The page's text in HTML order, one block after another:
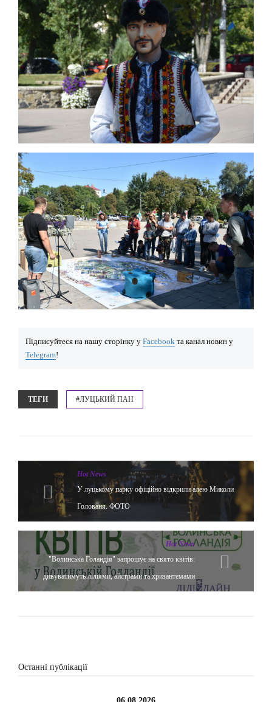
Підписуйтеся на нашу сторінку у Facebook та канал новин у
Telegram!
ТЕГИ #ЛУЦЬКИЙ ПАН
Hot News
У луцькому парку офіційно відкрили алею Миколи
Голованя. ФОТО
Hot News
"Волинська Голандія" запрошує на свято квітів:
дивуватимуть ліліями, айстрами та хризантемами
Останні публікації